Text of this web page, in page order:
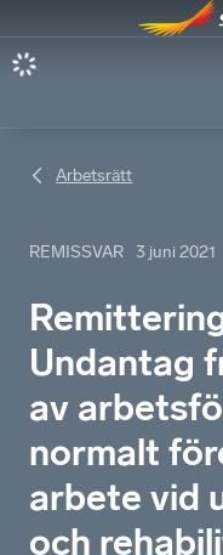
Arbetsrätt
REMISSVAR 3 juni 2021
Undantag
av
normalt
arbete vid
och